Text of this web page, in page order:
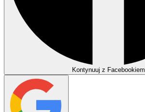
Kontynuuj z Facebookiem